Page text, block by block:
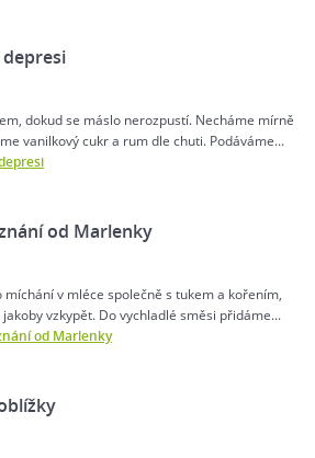
dokud se máslo nerozpustí. Necháme mírně
vanilkový cukr a rum dle chuti. Podáváme...
od Marlenky
v mléce společně s tukem a kořením,
vzkypět. Do vychladlé směsi přidáme...
od Marlenky